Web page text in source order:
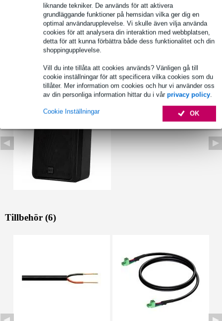
liknande tekniker. De används för att aktivera
grundläggande funktioner på hemsidan vilka ger dig en
optimal användarupplevelse. Vi skulle även vilja använda
cookies för att analysera din interaktion med webbplatsen,
detta för att kunna förbättra både dess funktionalitet och din
shoppingupplevelse.
Vill du inte tillåta att cookies används? Vänligen gå till
cookie inställningar för att specificera vilka cookies som du
tillåter. Mer information om cookies och hur vi använder oss
av din personliga information hittar du i vår privacy policy.
OK
Cookie Inställningar
Se även (1)
Tillbehör (6)